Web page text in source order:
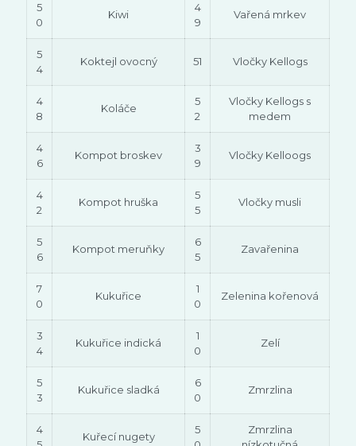
5
0
Kiwi
4
9
Vařená mrkev
5
4
Koktejl ovocný 51 Vločky Kellogs
4
8
Koláče
5
2
Vločky Kellogs s
medem
4
6
Kompot broskev
3
9
Vločky Kelloogs
4
2
Kompot hruška
5
5
Vločky musli
5
6
Kompot meruňky
6
5
Zavařenina
7
0
Kukuřice
1
0
Zelenina kořenová
3
4
Kukuřice indická
1
0
Zelí
5
3
Kukuřice sladká
6
0
Zmrzlina
4
Kuřecí nugety
5
Zmrzlina